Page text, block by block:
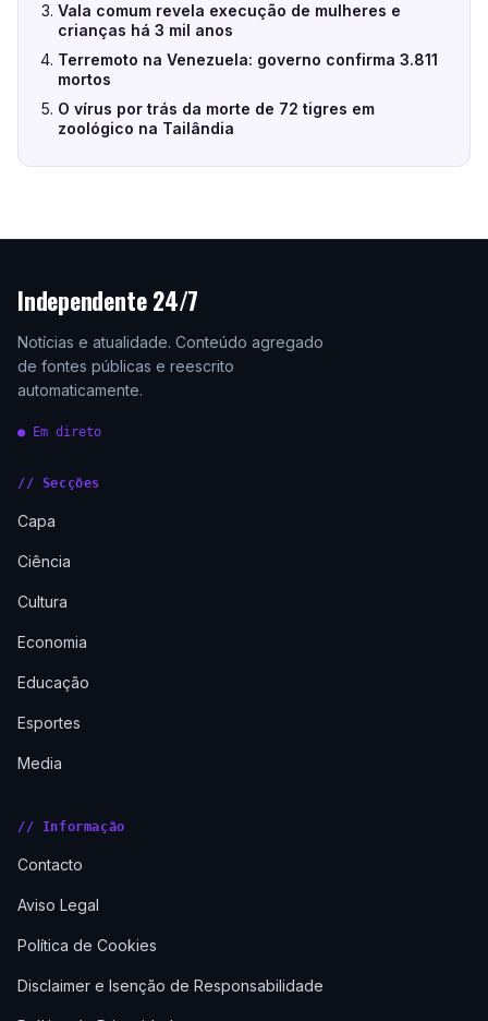
Vala comum revela execução de mulheres e
crianças há 3 mil anos
Terremoto na Venezuela: governo confirma 3.811
mortos
O vírus por trás da morte de 72 tigres em
zoológico na Tailândia
Independente 24/7
Notícias e atualidade. Conteúdo agregado
de fontes públicas e reescrito
automaticamente.
● Em direto
// Secções
Capa
Ciência
Cultura
Economia
Educação
Esportes
Media
// Informação
Contacto
Aviso Legal
Política de Cookies
Disclaimer e Isenção de Responsabilidade